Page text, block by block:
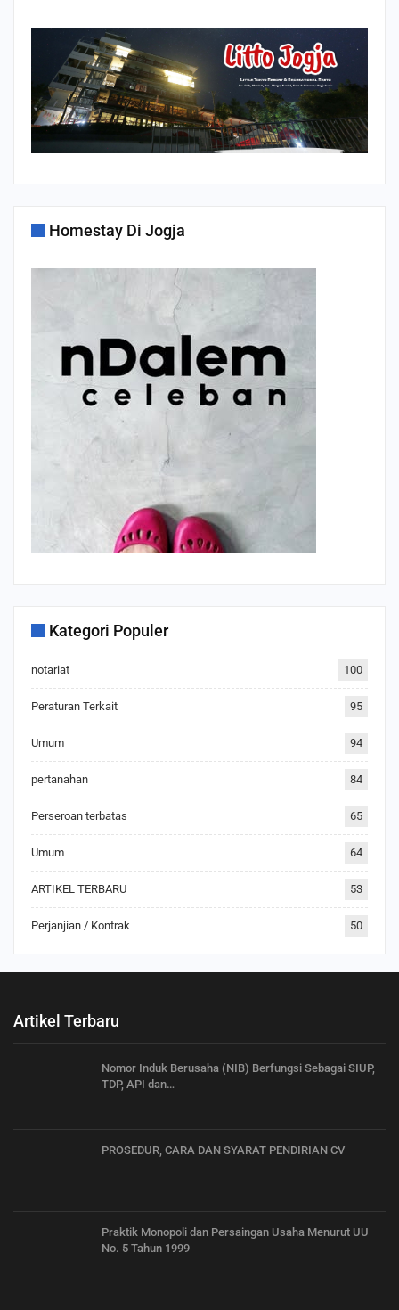
Homestay Di Jogja
Kategori Populer
notariat 100
Peraturan Terkait 95
Umum 94
pertanahan 84
Perseroan terbatas 65
Umum 64
ARTIKEL TERBARU 53
Perjanjian / Kontrak 50
Artikel Terbaru
Nomor Induk Berusaha (NIB) Berfungsi Sebagai SIUP,
TDP, API dan…
PROSEDUR, CARA DAN SYARAT PENDIRIAN CV
Praktik Monopoli dan Persaingan Usaha Menurut UU
No. 5 Tahun 1999